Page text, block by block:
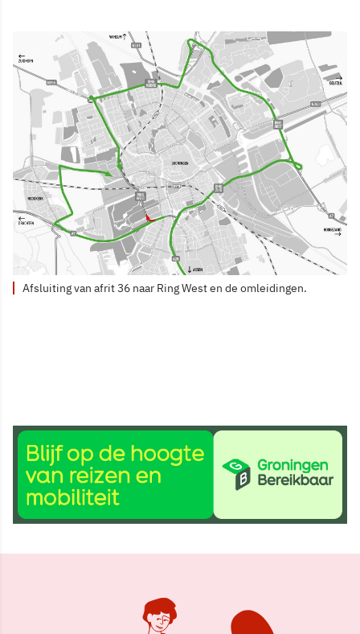
Afsluiting van afrit 36 naar Ring West en de omleidingen.
28 mrt 2023, 10:41
Delen